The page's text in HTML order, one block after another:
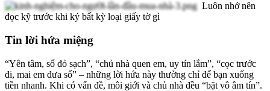
Luôn nhớ nên
đọc kỹ trước khi ký bất kỳ loại giấy tờ gì
Tin lời hứa miệng
“Yên tâm, sổ đỏ sạch”, “chủ nhà quen em, uy tín lắm”, “cọc trước
đi, mai em đưa sổ” – những lời hứa này thường chỉ để bạn xuống
tiền nhanh. Khi có vấn đề, môi giới và chủ nhà đều “bặt vô âm tín”.